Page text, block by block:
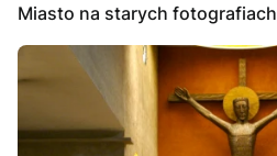
Miasto na starych fotografiach